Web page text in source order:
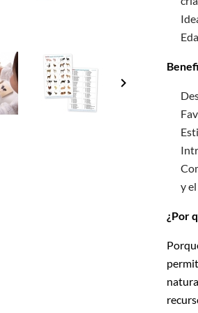
keyboard_arrow_right
y
¿Por